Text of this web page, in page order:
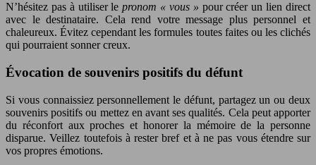
N’hésitez pas à utiliser lepronom « vous » pour créer un lien direct
avec le destinataire. Cela rend votre message plus personnel et
chaleureux. Évitez cependant les formules toutes faites ou les clichés
qui pourraient sonner creux.
Évocation de souvenirs positifs du défunt
Si vous connaissiez personnellement le défunt, partagez un ou deux
souvenirs positifs ou mettez en avant ses qualités. Cela peut apporter
du réconfort aux proches et honorer la mémoire de la personne
disparue. Veillez toutefois à rester bref et à ne pas vous étendre sur
vos propres émotions.